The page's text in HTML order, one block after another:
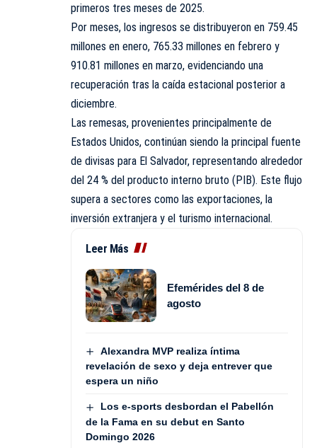
primeros tres meses de 2025.
Por meses, los ingresos se distribuyeron en 759.45
millones en enero, 765.33 millones en febrero y
910.81 millones en marzo, evidenciando una
recuperación tras la caída estacional posterior a
diciembre.
Las remesas, provenientes principalmente de
Estados Unidos, continúan siendo la principal fuente
de divisas para El Salvador, representando alrededor
del 24 % del producto interno bruto (PIB). Este flujo
supera a sectores como las exportaciones, la
inversión extranjera y el turismo internacional.
Leer Más
Efemérides del 8 de
agosto
Alexandra MVP realiza íntima
revelación de sexo y deja entrever que
espera un niño
Los e-sports desbordan el Pabellón
de la Fama en su debut en Santo
Domingo 2026